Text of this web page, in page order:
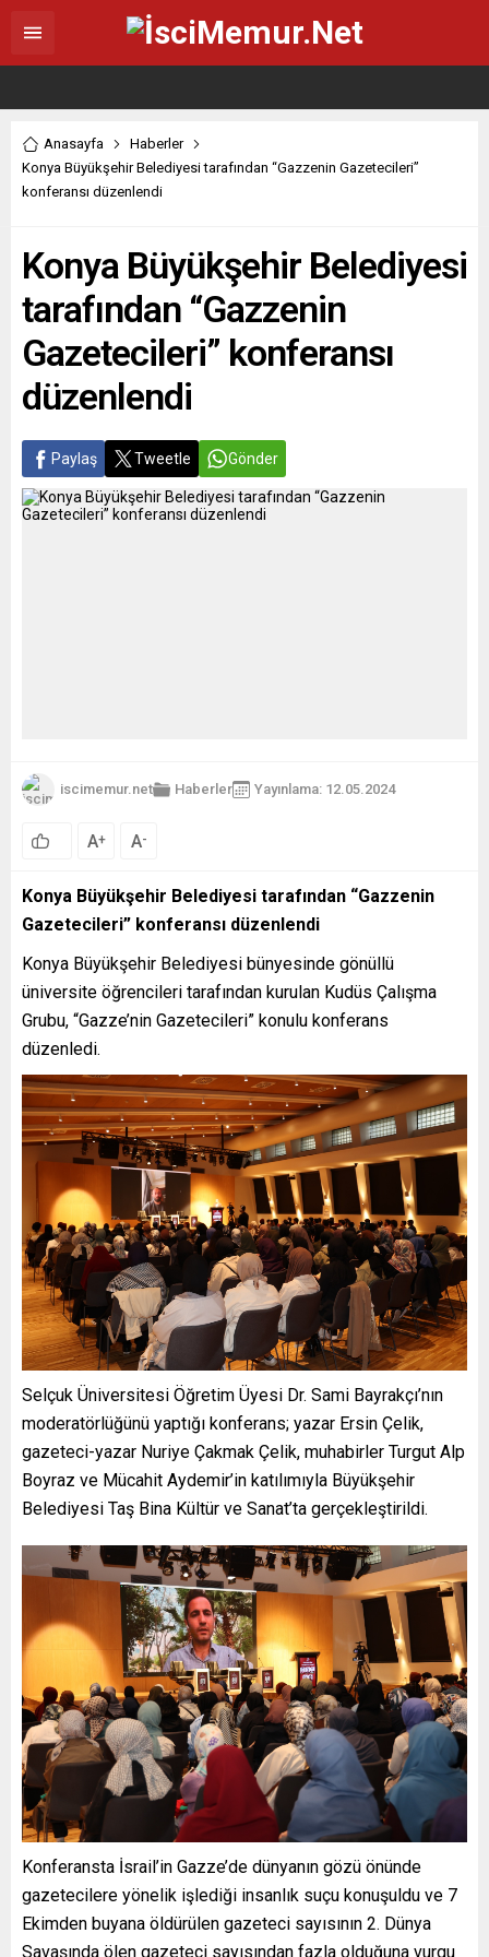
Anasayfa
Haberler
Konya Büyükşehir Belediyesi tarafından “Gazzenin Gazetecileri”
konferansı düzenlendi
Konya Büyükşehir Belediyesi
tarafından “Gazzenin
Gazetecileri” konferansı
düzenlendi
Paylaş Tweetle Gönder
iscimemur.net Haberler Yayınlama: 12.05.2024
A+ A-
Konya Büyükşehir Belediyesi tarafından “Gazzenin
Gazetecileri” konferansı düzenlendi
Konya Büyükşehir Belediyesi bünyesinde gönüllü
üniversite öğrencileri tarafından kurulan Kudüs Çalışma
Grubu, “Gazze’nin Gazetecileri” konulu konferans
düzenledi.
Selçuk Üniversitesi Öğretim Üyesi Dr. Sami Bayrakçı’nın
moderatörlüğünü yaptığı konferans; yazar Ersin Çelik,
gazeteci-yazar Nuriye Çakmak Çelik, muhabirler Turgut Alp
Boyraz ve Mücahit Aydemir’in katılımıyla Büyükşehir
Belediyesi Taş Bina Kültür ve Sanat’ta gerçekleştirildi.
Konferansta İsrail’in Gazze’de dünyanın gözü önünde
gazetecilere yönelik işlediği insanlık suçu konuşuldu ve 7
Ekimden buyana öldürülen gazeteci sayısının 2. Dünya
Savaşında ölen gazeteci sayısından fazla olduğuna vurgu